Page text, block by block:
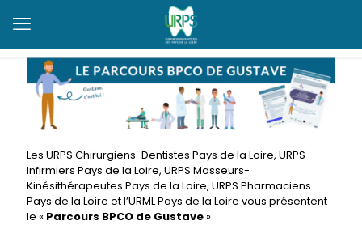
Les URPS Chirurgiens-Dentistes Pays de la Loire, URPS
Infirmiers Pays de la Loire, URPS Masseurs-
Kinésithérapeutes Pays de la Loire, URPS Pharmaciens
Pays de la Loire et l’URML Pays de la Loire vous présentent
le « Parcours BPCO de Gustave »